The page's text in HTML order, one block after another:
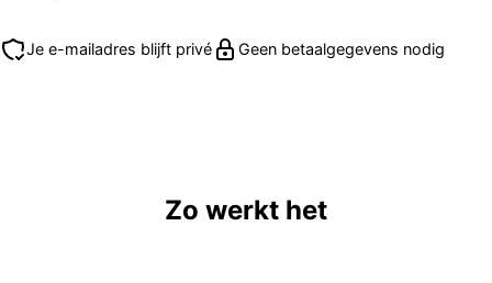
Je e-mailadres blijft privé Geen betaalgegevens nodig
Zo werkt het